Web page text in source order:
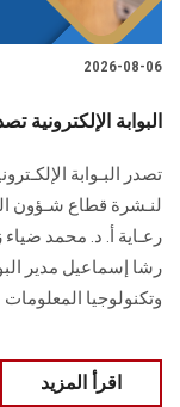
2026-08-06
البوابة الإلكترونية تصدر العدد 142 لنشرة
رعـاية أ. د. محمد
‏رشا إسماعيل مدير
وتكنولوجيا المعلومات
اقرأ المزيد